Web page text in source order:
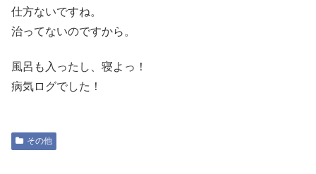
仕方ないですね。
治ってないのですから。
風呂も入ったし、寝よっ！
病気ログでした！
その他